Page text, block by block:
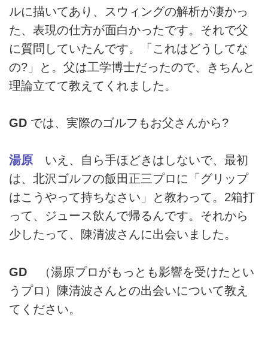
ルに描いてあり、スウィングの解析が凄かっ
た、表現の仕方が面白かったです。それで父
に質問していたんです。「これはどうしてな
の?」と。父は工学博士だったので、きちんと
理論立てて教えてくれました。
GD では、実際のゴルフもお父さんから?
湯原 いえ、自ら手ほどきはしないで、最初
は、北沢ゴルフの飯田正三プロに「グリップ
はこうやって持ちなさい」と教わって。2箱打
って、ジュース飲んで帰るんです。それから
少したって、陳清波さんに出会いました。
GD （湯原プロがもっとも影響を受けたとい
うプロ）陳清波さんとの出会いについて教え
てください。